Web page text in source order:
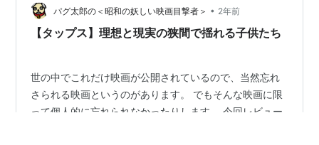
た。 特に映画雑誌が積極的に取り上げない過去…
パグ太郎の＜昭和の妖しい映画目撃者＞ • 2年前
【タップス】理想と現実の狭間で揺れる子供たち